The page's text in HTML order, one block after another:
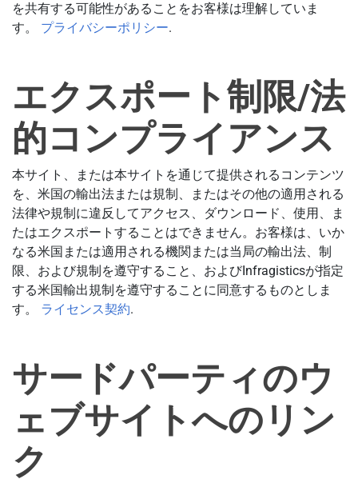
を共有する可能性があることをお客様は理解していま
す。 プライバシーポリシー.
エクスポート制限/法
的コンプライアンス
本サイト、または本サイトを通じて提供されるコンテンツ
を、米国の輸出法または規制、またはその他の適用される
法律や規制に違反してアクセス、ダウンロード、使用、ま
たはエクスポートすることはできません。お客様は、いか
なる米国または適用される機関または当局の輸出法、制
限、および規制を遵守すること、およびInfragisticsが指定
する米国輸出規制を遵守することに同意するものとしま
す。 ライセンス契約.
サードパーティのウ
ェブサイトへのリン
ク